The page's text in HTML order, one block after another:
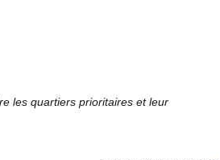
les quartiers prioritaires et leur